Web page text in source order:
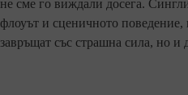
не сме го виждали досега.
флоуът и сценичното поведение,
завръщат със страшна сила, но и